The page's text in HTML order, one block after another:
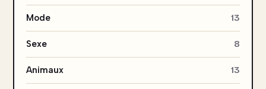
Mode 13
Sexe 8
Animaux 13